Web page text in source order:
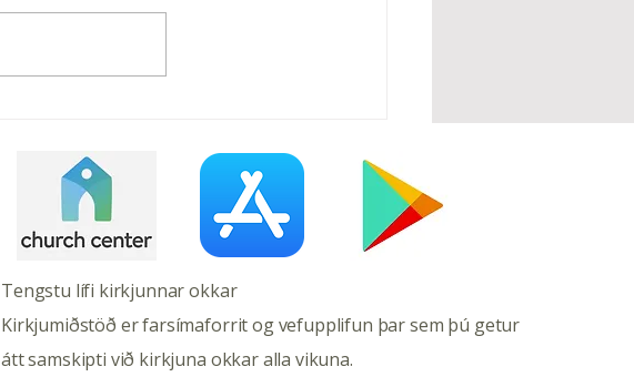
Tengstu lífi kirkjunnar okkar
Kirkjumiðstöð er farsímaforrit og vefupplifun þar sem þú getur
átt samskipti við kirkjuna okkar alla vikuna.